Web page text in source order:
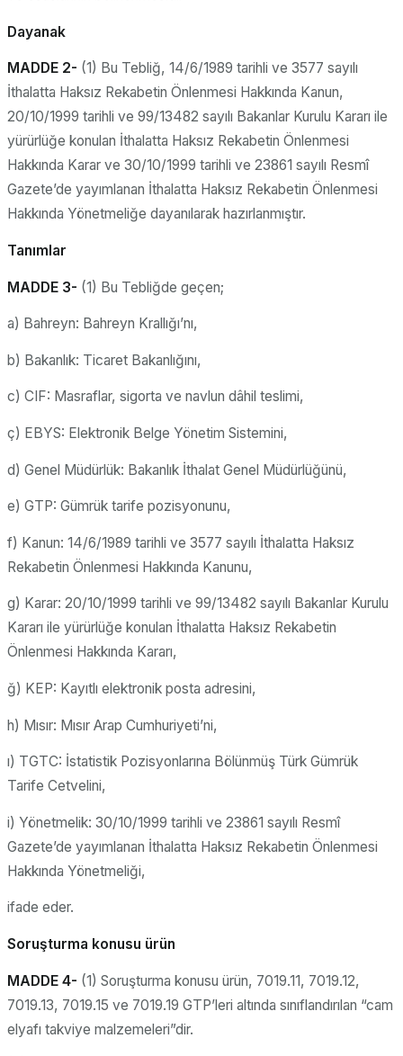
Dayanak
MADDE 2- (1) Bu Tebliğ, 14/6/1989 tarihli ve 3577 sayılı
İthalatta Haksız Rekabetin Önlenmesi Hakkında Kanun,
20/10/1999 tarihli ve 99/13482 sayılı Bakanlar Kurulu Kararı ile
yürürlüğe konulan İthalatta Haksız Rekabetin Önlenmesi
Hakkında Karar ve 30/10/1999 tarihli ve 23861 sayılı Resmî
Gazete’de yayımlanan İthalatta Haksız Rekabetin Önlenmesi
Hakkında Yönetmeliğe dayanılarak hazırlanmıştır.
Tanımlar
MADDE 3- (1) Bu Tebliğde geçen;
a) Bahreyn: Bahreyn Krallığı’nı,
b) Bakanlık: Ticaret Bakanlığını,
c) CIF: Masraflar, sigorta ve navlun dâhil teslimi,
ç) EBYS: Elektronik Belge Yönetim Sistemini,
d) Genel Müdürlük: Bakanlık İthalat Genel Müdürlüğünü,
e) GTP: Gümrük tarife pozisyonunu,
f) Kanun: 14/6/1989 tarihli ve 3577 sayılı İthalatta Haksız
Rekabetin Önlenmesi Hakkında Kanunu,
g) Karar: 20/10/1999 tarihli ve 99/13482 sayılı Bakanlar Kurulu
Kararı ile yürürlüğe konulan İthalatta Haksız Rekabetin
Önlenmesi Hakkında Kararı,
ğ) KEP: Kayıtlı elektronik posta adresini,
h) Mısır: Mısır Arap Cumhuriyeti’ni,
ı) TGTC: İstatistik Pozisyonlarına Bölünmüş Türk Gümrük
Tarife Cetvelini,
i) Yönetmelik: 30/10/1999 tarihli ve 23861 sayılı Resmî
Gazete’de yayımlanan İthalatta Haksız Rekabetin Önlenmesi
Hakkında Yönetmeliği,
ifade eder.
Soruşturma konusu ürün
MADDE 4- (1) Soruşturma konusu ürün, 7019.11, 7019.12,
7019.13, 7019.15 ve 7019.19 GTP’leri altında sınıflandırılan “cam
elyafı takviye malzemeleri”dir.